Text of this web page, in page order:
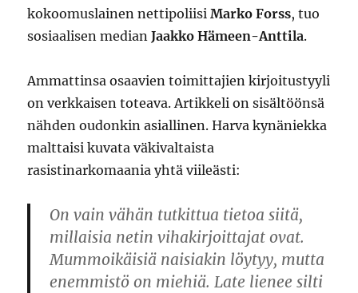
kokoomuslainen nettipoliisiMarko Forss, tuo
sosiaalisen medianJaakko Hämeen-Anttila.
Ammattinsa osaavien toimittajien kirjoitustyyli
on verkkaisen toteava. Artikkeli on sisältöönsä
nähden oudonkin asiallinen. Harva kynäniekka
malttaisi kuvata väkivaltaista
rasistinarkomaania yhtä viileästi:
On vain vähän tutkittua tietoa siitä,
millaisia netin vihakirjoittajat ovat.
Mummoikäisiä naisiakin löytyy, mutta
enemmistö on miehiä. Late lienee silti